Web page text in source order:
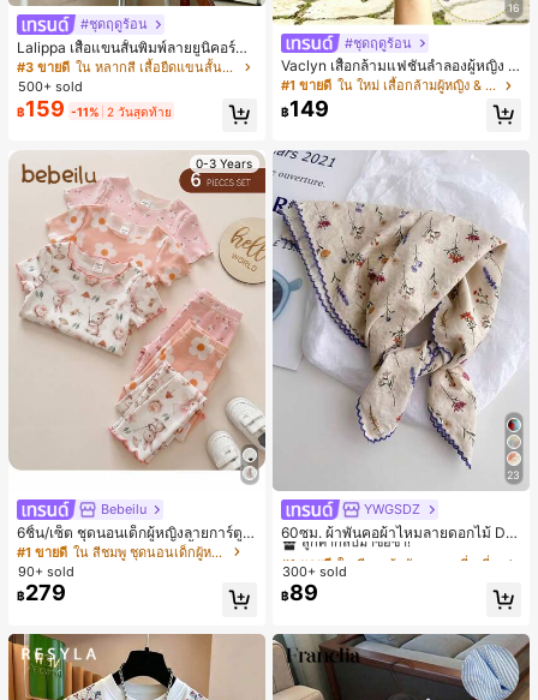
#ชุดฤดูร้อน
Lalippa เสื้อแขนสั้นพิมพ์ลายยูนิคอร์นล
ายทางสีตัดกันสำหรับผู้หญิง สไตล์วิทย
าลัย
#3 ขายดี
ใน หลากสี เสื้อยืดแขนสั้นเนื้อนุ่มสำหรับใส่ทุกวัน
500+ sold
฿159 -11% 2 วันสุดท้าย
0-3 Years
Bebeilu
6ชิ้น/เซ็ต ชุดนอนเด็กผู้หญิงลายการ์ตูน
หมีและดอกไม้ คอกลม แขนสั้น กางเกง
ขาสั้น ขอบระบาย สวมใส่สบาย
#1 ขายดี
ใน สีชมพู ชุดนอนเด็กผู้หญิง
90+ sold
฿279
16
#ชุดฤดูร้อน
Vaclyn เสื้อกล้ามแฟชั่นลำลองผู้หญิง ล
ายแพตช์เวิร์ก แขนกุด คอกลม ติดกระดุ
ม
#1 ขายดี ใน ใหม่ เสื้อกล้ามผู้หญิง & Camis
฿149
23
YWGSDZ
60ซม. ผ้าพันคอผ้าไหมลายดอกไม้ Dit
sy สีเบจ, เครื่องประดับใหม่สำหรับผู้หญิ
งฤดูใบไม้ผลิ/ฤดูใบไม้ร่วง, ผ้าพันคอผืน
บางอเนกประสงค์หรูหรา
#1 ขายดี
ลูกค้ากลับมาซื้อซ้ำ!
#1 ขายดี
ลูกค้ากลับมาซื้อซ้ำ!
#1 ขายดี
ลูกค้ากลับมาซื้อซ้ำ!
#1 ขายดี
ใน สีเบจ ผ้าพันคอทรงสี่เหลี่ยมและผ้าพันคอสำหรับผู้
300+ sold
฿89